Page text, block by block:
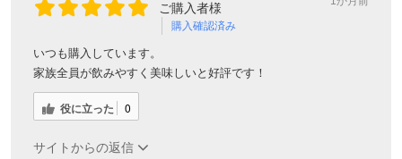
ご購入者様
購入確認済み
いつも購入しています。
家族全員が飲みやすく美味しいと好評です！
役に立った 0
サイトからの返信